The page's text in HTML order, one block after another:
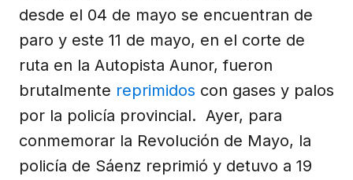
desde el 04 de mayo se encuentran de
paro y este 11 de mayo, en el corte de
ruta en la Autopista Aunor, fueron
brutalmente reprimidos con gases y palos
por la policía provincial. Ayer, para
conmemorar la Revolución de Mayo, la
policía de Sáenz reprimió y detuvo a 19